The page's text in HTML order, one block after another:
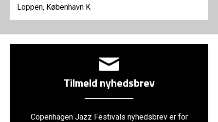
Loppen, København K
Tilmeld nyhedsbrev
Copenhagen Jazz Festivals nyhedsbrev er for